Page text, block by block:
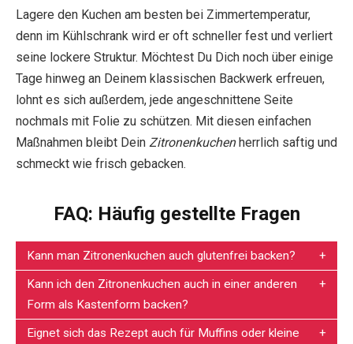
Lagere den Kuchen am besten bei Zimmertemperatur,
denn im Kühlschrank wird er oft schneller fest und verliert
seine lockere Struktur. Möchtest Du Dich noch über einige
Tage hinweg an Deinem klassischen Backwerk erfreuen,
lohnt es sich außerdem, jede angeschnittene Seite
nochmals mit Folie zu schützen. Mit diesen einfachen
Maßnahmen bleibt Dein Zitronenkuchenherrlich saftig und
schmeckt wie frisch gebacken.
FAQ: Häufig gestellte Fragen
Kann man Zitronenkuchen auch glutenfrei backen?
Kann ich den Zitronenkuchen auch in einer anderen
Form als Kastenform backen?
Eignet sich das Rezept auch für Muffins oder kleine